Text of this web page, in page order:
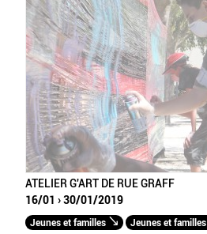
ATELIER G'ART DE RUE GRAFF
16/01 › 30/01/2019
Jeunes et familles Jeunes et